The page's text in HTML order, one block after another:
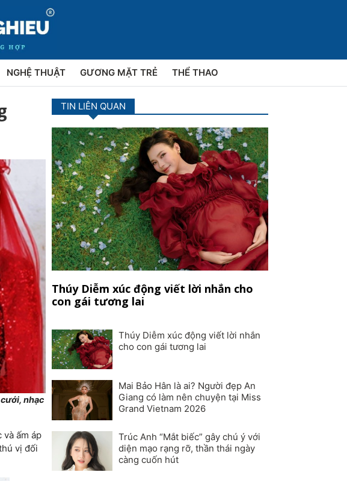
NGHỆ THUẬT GƯƠNG MẶT TRẺ THỂ THAO
nhạc
và ấm áp
vị đối
TIN LIÊN QUAN
Thúy Diễm xúc động viết lời nhắn cho
con gái tương lai
Thúy Diễm xúc động viết lời nhắn
cho con gái tương lai
Mai Bảo Hân là ai? Người đẹp An
Giang có làm nên chuyện tại Miss
Grand Vietnam 2026
Trúc Anh “Mắt biếc” gây chú ý với
diện mạo rạng rỡ, thần thái ngày
càng cuốn hút